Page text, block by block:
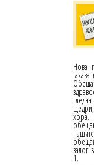
Нова
залог
1.